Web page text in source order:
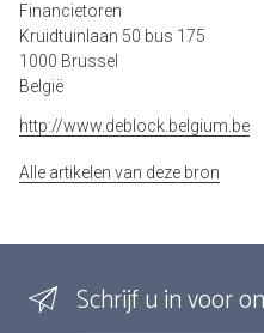
Financietoren
Kruidtuinlaan 50 bus 175
1000 Brussel
België
http://www.deblock.belgium.be
Alle artikelen van deze bron
Schrijf u in voor